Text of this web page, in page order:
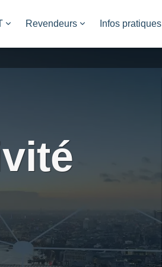
Revendeurs Infos pratiques